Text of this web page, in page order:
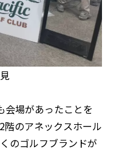
会場があったことを
階のアネックスホール
のゴルフブランドが